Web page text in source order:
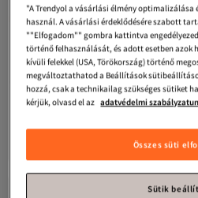
laughs
Női fekete rövid Crop
4.5 (343)
"A Trendyol a vásárlási élmény optimalizálása
használ. A vásárlási érdeklődésére szabott
""Elfogadom"" gombra kattintva
történő felhasználását, és adott esetben azok
kívüli felekkel (USA, Törökország) történő
megváltoztathatod a Beállítások
hozzá, csak a technikailag szükséges sütiket
kérjük, olvasd el az adatvédelmi
Összes süti
Sütik